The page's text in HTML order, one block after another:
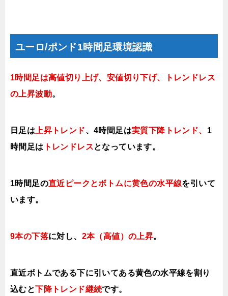
ユーロ/ポンド1時間足環境認識
1時間足は高値切り上げ、安値切り下げ、トレンドレス
の上昇波動。
日足は 上昇トレンド、4時間足は実質下降トレンド、 1
時間足は トレンドレスとなっています。
1時間足の直近ピークとボトムに黄色の水平線を引いて
います。
9本の下落に対し、 2本（高値）の上昇。
直近ボトムである下に引いてある黄色の水平線を割り
込むと下降トレンド継続です。